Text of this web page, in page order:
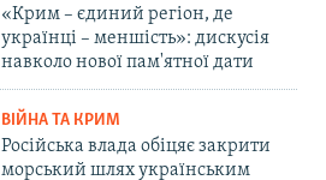
«Крим – єдиний регіон, де
українці – меншість»: дискусія
навколо нової пам'ятної дати
ВІЙНА ТА КРИМ
Російська влада обіцяє закрити
морський шлях українським